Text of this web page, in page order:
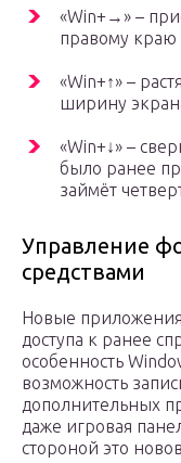
«Win+→» –
правому краю
«Win+↑» –
ширину
«Win+↓» –
было ранее
займёт
Управление
средствами
Новые
доступа к ранее
особенность
возможность
дополнительных
даже игровая
стороной это